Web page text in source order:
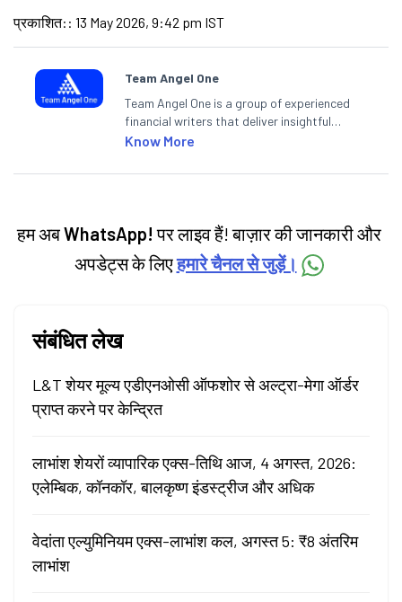
प्रकाशित: : 13 May 2026, 9:42 pm IST
Team Angel One
Team Angel One is a group of experienced
financial writers that deliver insightful
articles on the stock market, IPO, economy,
categories.
Know More
हम अबWhatsApp! पर लाइव हैं! बाज़ार की जानकारी और
अपडेट्स के लिएहमारे चैनल से जुड़ें।
संबंधित लेख
L&T शेयर मूल्य एडीएनओसी ऑफशोर से अल्ट्रा-मेगा ऑर्डर
प्राप्त करने पर केन्द्रित
लाभांश शेयरों व्यापारिक एक्स-तिथि आज, 4 अगस्त, 2026:
एलेम्बिक, कॉनकॉर, बालकृष्ण इंडस्ट्रीज और अधिक
वेदांता एल्युमिनियम एक्स-लाभांश कल, अगस्त 5: ₹8 अंतरिम
लाभांश